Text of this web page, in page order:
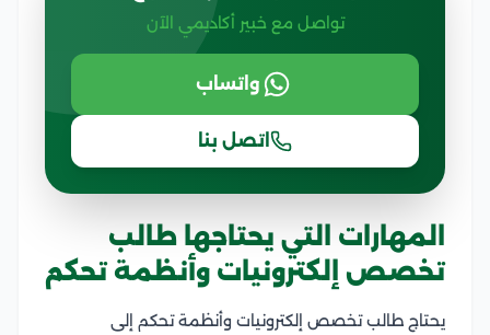
تواصل مع خبير أكاديمي الآن
واتساب
اتصل بنا
المهارات التي يحتاجها طالب
تخصص إلكترونيات وأنظمة تحكم
يحتاج طالب تخصص إلكترونيات وأنظمة تحكم إلى